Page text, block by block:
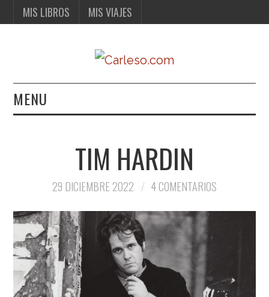
MIS LIBROS MIS VIAJES
MENU
TIM HARDIN
29 DICIEMBRE 2022 4 COMENTARIOS